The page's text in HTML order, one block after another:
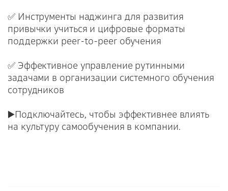
✅ Инструменты наджинга для развития
привычки учиться и цифровые форматы
поддержки peer-to-peer обучения
✅ Эффективное управление рутинными
задачами в организации системного обучения
сотрудников
▶️Подключайтесь, чтобы эффективнее влиять
на культуру самообучения в компании.